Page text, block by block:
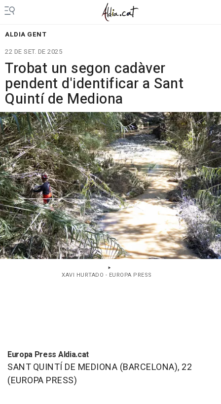
ALDIA GENT
22 DE SET. DE 2025
Trobat un segon cadàver
pendent d'identificar a Sant
Quintí de Mediona
XAVI HURTADO - EUROPA PRESS
Europa Press Aldia.cat
SANT QUINTÍ DE MEDIONA (BARCELONA), 22
(EUROPA PRESS)